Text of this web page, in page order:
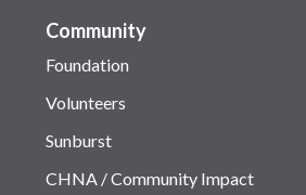
Community
Foundation
Volunteers
Sunburst
CHNA / Community Impact